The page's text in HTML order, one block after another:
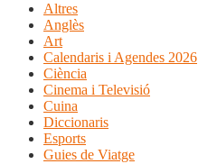
Altres
Anglès
Art
Calendaris i Agendes 2026
Ciència
Cinema i Televisió
Cuina
Diccionaris
Esports
Guies de Viatge